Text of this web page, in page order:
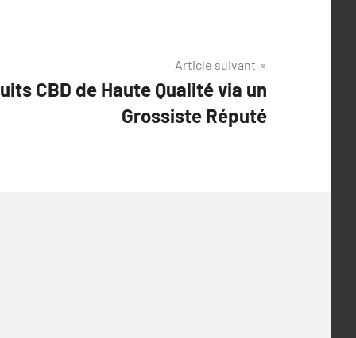
Article suivant
CBD de Haute Qualité via un
Grossiste Réputé